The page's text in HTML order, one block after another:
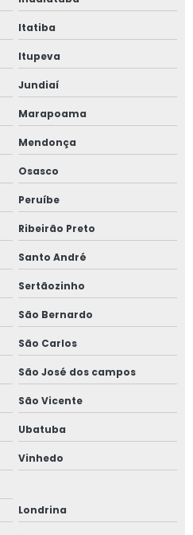
imobiliária
Itatiba
Itupeva
Jundiaí
Marapoama
Mendonça
Osasco
Peruíbe
Ribeirão Preto
Santo André
Sertãozinho
São Bernardo
São Carlos
São José dos campos
São Vicente
Ubatuba
Vinhedo
Londrina